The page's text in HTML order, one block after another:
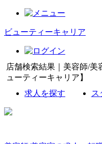
ビューティーキャリア
店舗検索結果｜美容師/
ューティーキャリア】
求人を探す
ス